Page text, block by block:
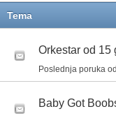
Tema
Orkestar od 15
Poslednja poruka od
Baby Got